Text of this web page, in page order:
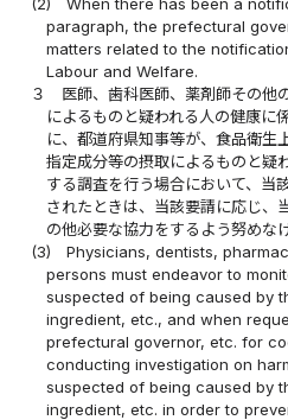
paragraph, the prefectural
matters related to the
Labour and Welfare.
３
医師、歯科医師、薬剤師その他
によるものと疑われる人の健康に
に、都道府県知事等が、食品衛生
指定成分等の摂取によるものと疑
する調査を行う場合において、当
されたときは、当該要請に応じ、
の他必要な協力をするよう努めな
(3)
Physicians, dentists,
persons must endeavor to
suspected of being caused by
ingredient, etc., and when
prefectural governor, etc. for
conducting investigation on
suspected of being caused by
ingredient, etc. in order to